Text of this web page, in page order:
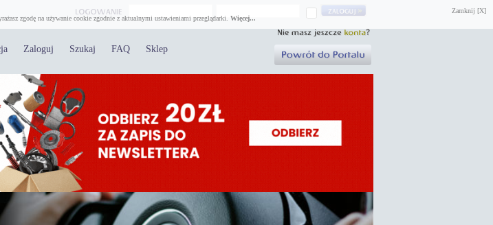
Zamknij [X]
zgodę na używanie cookie zgodnie z aktualnymi ustawieniami przeglądarki. Więcej...
Zaloguj Szukaj FAQ Sklep